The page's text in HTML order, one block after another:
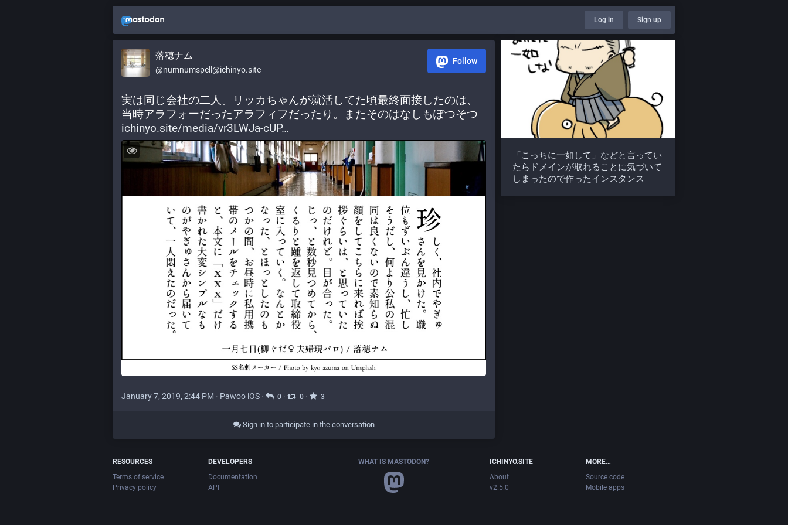
Log in Sign up
落穂ナム
@numnumspell@ichinyo.site
Follow
実は同じ会社の二人。リッカちゃんが就活してた頃最終面接したのは、
当時アラフォーだったアラフィフだったり。またそのはなしもぽつそつ
ichinyo.site/media/vr3LWJa-cUP
January 7, 2019, 2:44 PM · Pawoo iOS · 0 · 0 · 3
Sign in to participate in the conversation
「こっちに一如して」などと言ってい
たらドメインが取れることに気づいて
しまったので作ったインスタンス
RESOURCES
Terms of service
Privacy policy
DEVELOPERS
Documentation
API
WHAT IS MASTODON?
ICHINYO.SITE
About
v2.5.0
MORE…
Source code
Mobile apps